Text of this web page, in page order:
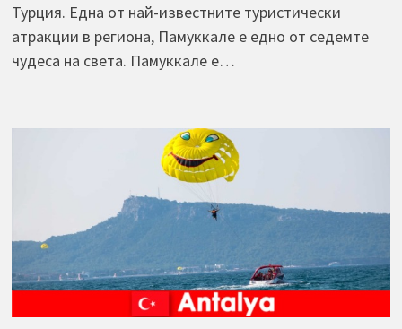
Турция. Една от най-известните туристически
атракции в региона, Памуккале е едно от седемте
чудеса на света. Памуккале е…